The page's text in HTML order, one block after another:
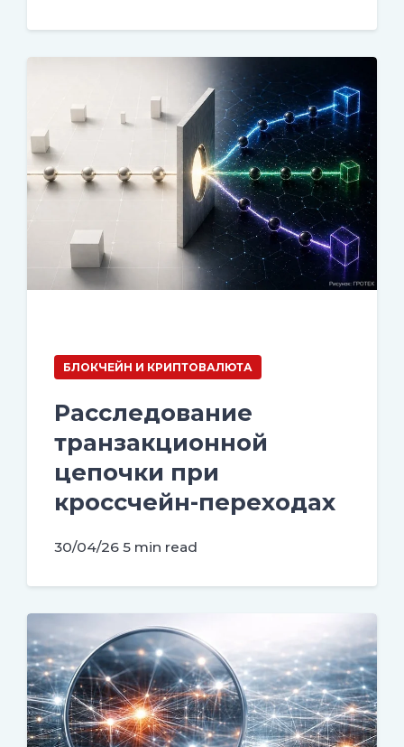
БЛОКЧЕЙН И КРИПТОВАЛЮТА
Расследование
транзакционной
цепочки при
кроссчейн-переходах
30/04/26 5 min read